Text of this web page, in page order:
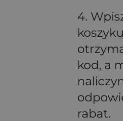
4.
kod, a
rabat.